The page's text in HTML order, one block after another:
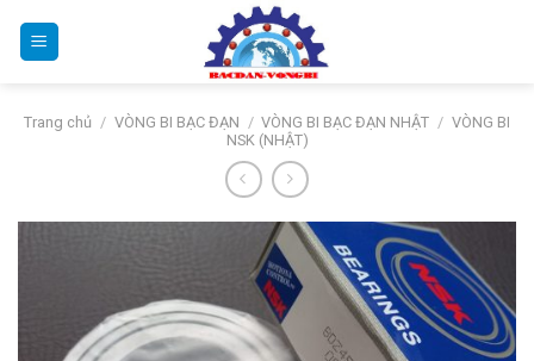
Trang chủ / VÒNG BI BẠC ĐẠN / VÒNG BI BẠC ĐẠN NHẬT / VÒNG BI
NSK (NHẬT)